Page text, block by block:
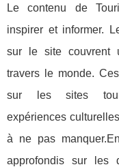
Le contenu de
inspirer et informer.
sur le site couvrent
travers le monde.
sur les sites
expériences
à ne pas
approfondis sur les